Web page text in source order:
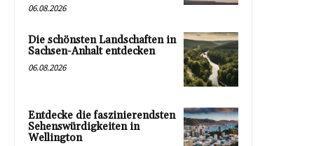
06.08.2026
Die schönsten Landschaften in
Sachsen-Anhalt entdecken
06.08.2026
Entdecke die faszinierendsten
Sehenswürdigkeiten in
Wellington